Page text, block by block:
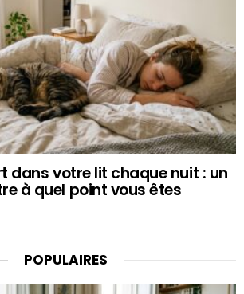
dans votre lit chaque nuit : un
à quel point vous êtes
POPULAIRES